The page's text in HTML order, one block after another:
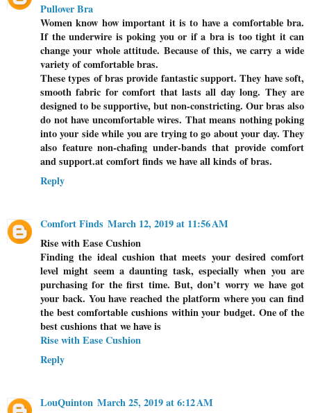
Pullover Bra
Women know how important it is to have a comfortable bra.
If the underwire is poking you or if a bra is too tight it can
change your whole attitude. Because of this, we carry a wide
variety of comfortable bras.
These types of bras provide fantastic support. They have soft,
smooth fabric for comfort that lasts all day long. They are
designed to be supportive, but non-constricting. Our bras also
do not have uncomfortable wires. That means nothing poking
into your side while you are trying to go about your day. They
also feature non-chafing under-bands that provide comfort
and support.at comfort finds we have all kinds of bras.
Reply
Comfort Finds March 12, 2019 at 11:56 AM
Rise with Ease Cushion
Finding the ideal cushion that meets your desired comfort
level might seem a daunting task, especially when you are
purchasing for the first time. But, don’t worry we have got
your back. You have reached the platform where you can find
the best comfortable cushions within your budget. One of the
best cushions that we have is
Rise with Ease Cushion
Reply
LouQuinton March 25, 2019 at 6:12 AM